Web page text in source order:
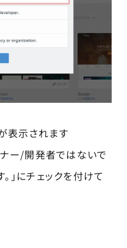
表示されます
ナー/開発者ではないで
」にチェックを付けて